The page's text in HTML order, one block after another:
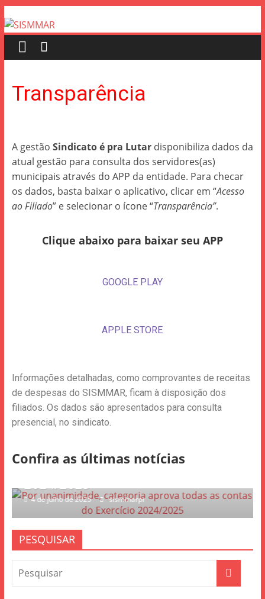
Transparência
A gestão Sindicato é pra Lutardisponibiliza dados da
atual gestão para consulta dos servidores(as)
municipais através do APP da entidade. Para checar
os dados, basta baixar o aplicativo, clicar em “Acesso
ao Filiado” e selecionar o ícone “Transparência”.
Clique abaixo para baixar seu APP
GOOGLE PLAY
APPLE STORE
Informações detalhadas, como comprovantes de receitas
de despesas do SISMMAR, ficam à disposição dos
filiados. Os dados são apresentados para consulta
presencial, no sindicato.
Confira as últimas notícias
categoria aprova
as contas do Exercício
2025
de 2025 sismmarpr 26 de junho
PESQUISAR